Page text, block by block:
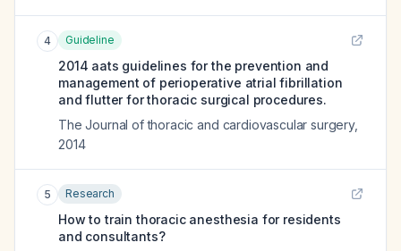
4 Guideline
2014 aats guidelines for the prevention and
management of perioperative atrial fibrillation
and flutter for thoracic surgical procedures.
The Journal of thoracic and cardiovascular surgery,
2014
5 Research
How to train thoracic anesthesia for residents
and consultants?